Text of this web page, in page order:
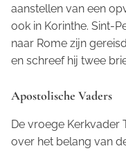
aanstellen van een
ook in Korinthe. Sint-
naar Rome zijn
en schreef hij twee
Apostolische Vaders
De vroege Kerkvader
over het belang van